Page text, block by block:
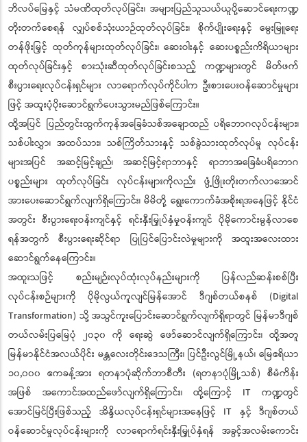
ဘိလပ်မြေနှင့် သံမဏိထုတ်လုပ်ခြင်း၊ အများပြည်သူသယ်ယူပို့ဆောင်ရေးကဏ္ဍ
တိုးတက်စေရန် လျှပ်စစ်သုံးယာဉ်ထုတ်လုပ်ခြင်း၊ စိုက်ပျိုးရေးနှင့် မွေးမြူရေး
တန်ဖိုးမြှင့် ထုတ်ကုန်များထုတ်လုပ်ခြင်း၊ ဆေးဝါးနှင့် ဆေးပစ္စည်းကိရိယာများ
ထုတ်လုပ်ခြင်းနှင့် စားသုံးဆီထုတ်လုပ်ခြင်းစသည့် ကဏ္ဍများတွင် မိတ်ဖက်
စီးပွားရေးလုပ်ငန်းရှင်များ လာရောက်လုပ်ကိုင်ပါက ဦးစားပေးဝန်ဆောင်မှုများ
ဖြင့် အထူးပံ့ပိုးဆောင်ရွက်ပေးသွားမည်ဖြစ်ကြောင်း။
ထို့အပြင် ပြည်တွင်းထွက်ကုန်အခြေခံသစ်အချောထည် ပရိဘောဂလုပ်ငန်းများ၊
သစ်ပါးလွှာ၊ အထပ်သား၊ သစ်ကြိတ်သားနှင့် သစ်ခွဲသားထုတ်လုပ်မှု လုပ်ငန်း
များအပြင် အဆင့်မြင့်ချည်၊ အဆင့်မြင့်ရာဘာနှင့် ရာဘာအခြေခံပရိဘောဂ
ပစ္စည်းများ ထုတ်လုပ်ခြင်း လုပ်ငန်းများကိုလည်း ဖွံ့ဖြိုးတိုးတက်လာအောင်
အားပေးဆောင်ရွက်လျက်ရှိကြောင်း၊ မိမိတို့ ရွေးကောက်ခံအစိုးရအနေဖြင့် နိုင်ငံ
အတွင်း စီးပွားရေးဝန်းကျင်နှင့် ရင်းနှီးမြှုပ်နှံမှုဝန်းကျင် ပိုမိုကောင်းမွန်လာစေ
ရန်အတွက် စီးပွားရေးဆိုင်ရာ ပြုပြင်ပြောင်းလဲမှုများကို အထူးအလေးထား
ဆောင်ရွက်နေကြောင်း။
အထူးသဖြင့် စည်းမျဉ်းလုပ်ထုံးလုပ်နည်းများကို ပြန်လည်ဆန်းစစ်ပြီး
လုပ်ငန်းစဉ်များကို ပိုမိုလွယ်ကူလျင်မြန်အောင် ဒီဂျစ်တယ်စနစ် (Digital
Transformation) သို့ အသွင်ကူးပြောင်းဆောင်ရွက်လျက်ရှိရာတွင် မြန်မာဒီဂျစ်
တယ်လမ်းပြမြေပုံ ၂၀၃၀ ကို ရေးဆွဲ ဖော်ဆောင်လျက်ရှိကြောင်း၊ ထို့အတူ
မြန်မာနိုင်ငံအလယ်ပိုင်း မန္တလေးတိုင်းဒေသကြီး၊ ပြင်ဦးလွင်မြို့နယ်၊ မြေဧရိယာ
၁၀,၀၀၀ ဧကခန့်အား ရတနာပုံဆိုက်ဘာစီတီး (ရတနာပုံမြို့သစ်) စီမံကိန်း
အဖြစ် အကောင်အထည်ဖော်လျက်ရှိကြောင်း၊ ထို့ကြောင့် IT ကဏ္ဍတွင်
အောင်မြင်ပြီးဖြစ်သည့် အိန္ဒိယလုပ်ငန်းရှင်များအနေဖြင့် IT နှင့် ဒီဂျစ်တယ်
ဝန်ဆောင်မှုလုပ်ငန်းများကို လာရောက်ရင်းနှီးမြှုပ်နှံရန် အခွင့်အလမ်းကောင်း